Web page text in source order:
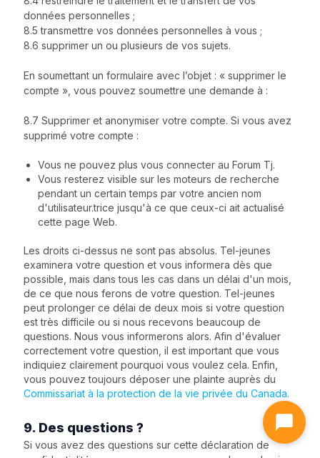
données personnelles ;
8.5 transmettre vos données personnelles à vous ;
8.6 supprimer un ou plusieurs de vos sujets.
En soumettant un formulaire avec l’objet : « supprimer le
compte », vous pouvez soumettre une demande à :
8.7 Supprimer et anonymiser votre compte. Si vous avez
supprimé votre compte :
Vous ne pouvez plus vous connecter au Forum Tj.
Vous resterez visible sur les moteurs de recherche
pendant un certain temps par votre ancien nom
d'utilisateur.trice jusqu'à ce que ceux-ci ait actualisé
cette page Web.
Les droits ci-dessus ne sont pas absolus. Tel-jeunes
examinera votre question et vous informera dès que
possible, mais dans tous les cas dans un délai d'un mois,
de ce que nous ferons de votre question. Tel-jeunes
peut prolonger ce délai de deux mois si votre question
est très difficile ou si nous recevons beaucoup de
questions. Nous vous informerons alors. Afin d'évaluer
correctement votre question, il est important que vous
indiquiez clairement pourquoi vous voulez cela. Enfin,
vous pouvez toujours déposer une plainte auprès du
Commissariat à la protection de la vie privée du Canada.
9. Des questions ?
Si vous avez des questions sur cette déclaration de